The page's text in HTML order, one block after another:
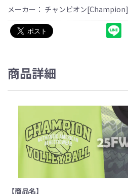
メーカー： チャンピオン[Champion]
商品詳細
【商品名】